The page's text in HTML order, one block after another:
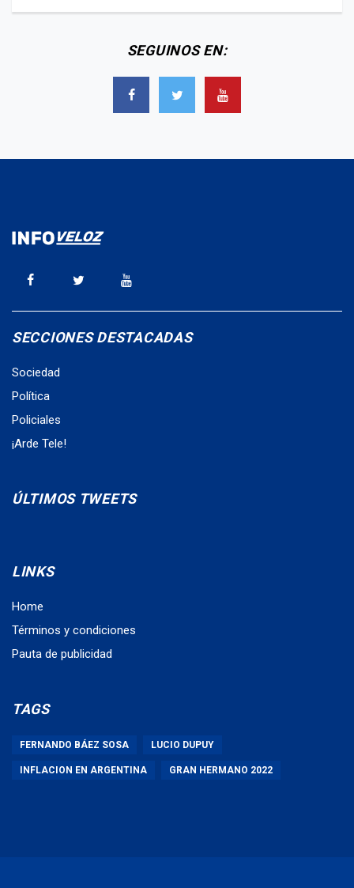
SEGUINOS EN:
SECCIONES DESTACADAS
Sociedad
Política
Policiales
¡Arde Tele!
ÚLTIMOS TWEETS
LINKS
Home
Términos y condiciones
Pauta de publicidad
TAGS
FERNANDO BÁEZ SOSA LUCIO DUPUY
INFLACION EN ARGENTINA GRAN HERMANO 2022